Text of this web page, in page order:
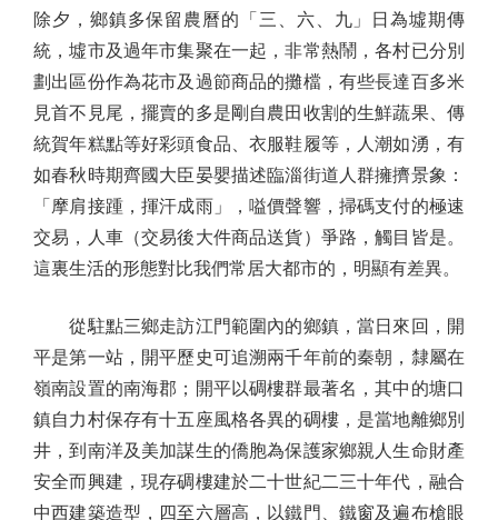
除夕，鄉鎮多保留農曆的「三、六、九」日為墟期傳
統，墟市及過年市集聚在一起，非常熱鬧，各村已分別
劃出區份作為花市及過節商品的攤檔，有些長達百多米
見首不見尾，擺賣的多是剛自農田收割的生鮮蔬果、傳
統賀年糕點等好彩頭食品、衣服鞋履等，人潮如湧，有
如春秋時期齊國大臣晏嬰描述臨淄街道人群擁擠景象：
「摩肩接踵，揮汗成雨」，嗌價聲響，掃碼支付的極速
交易，人車（交易後大件商品送貨）爭路，觸目皆是。
這裏生活的形態對比我們常居大都市的，明顯有差異。
從駐點三鄉走訪江門範圍內的鄉鎮，當日來回，開
平是第一站，開平歷史可追溯兩千年前的秦朝，隸屬在
嶺南設置的南海郡；開平以碉樓群最著名，其中的塘口
鎮自力村保存有十五座風格各異的碉樓，是當地離鄉別
井，到南洋及美加謀生的僑胞為保護家鄉親人生命財產
安全而興建，現存碉樓建於二十世紀二三十年代，融合
中西建築造型，四至六層高，以鐵門、鐵窗及遍布槍眼